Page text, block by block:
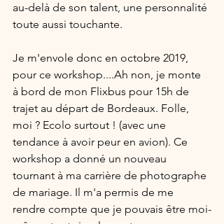
au-delà de son talent, une personnalité
toute aussi touchante.
Je m'envole donc en octobre 2019,
pour ce workshop....Ah non, je monte
à bord de mon Flixbus pour 15h de
trajet au départ de Bordeaux. Folle,
moi ? Ecolo surtout ! (avec une
tendance à avoir peur en avion). Ce
workshop a donné un nouveau
tournant à ma carrière de photographe
de mariage. Il m'a permis de me
rendre compte que je pouvais être moi-